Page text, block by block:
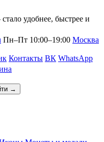
удобнее, быстрее и
Пн–Пт 10:00–19:00 Москва
Контакты ВК WhatsApp
→